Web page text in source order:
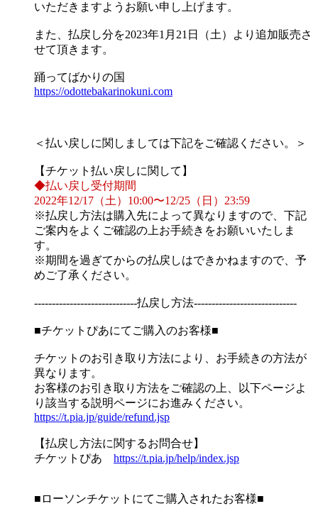
いただきますようお願い申し上げます。
また、払戻し分を2023年1月21日（土）より追加販売さ
せて頂きます。
踊ってばかりの国
https://odottebakarinokuni.com
＜払い戻しに関しましては下記をご確認ください。＞
【チケット払い戻しに関して】
◆払い戻し受付期間
2022年12/17（土）10:00〜12/25（日）23:59
※払戻し方法は購入先によって異なりますので、下記
ご案内をよくご確認の上お手続きをお願いいたしま
す。
※期間を過ぎてからの払戻しはできかねますので、予
めご了承ください。
-----------------------------払戻し方法-----------------------------
■チケットぴあにてご購入のお客様■
チケットのお引き取り方法により、お手続きの方法が
異なります。
お客様のお引き取り方法をご確認の上、以下ページよ
り該当する説明ページにお進みください。
https://t.pia.jp/guide/refund.jsp
【払戻し方法に関するお問合せ】
チケットぴあ https://t.pia.jp/help/index.jsp
■ローソンチケットにてご購入されたお客様■